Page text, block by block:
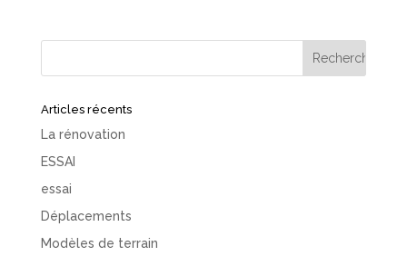
Articles récents
La rénovation
ESSAI
essai
Déplacements
Modèles de terrain